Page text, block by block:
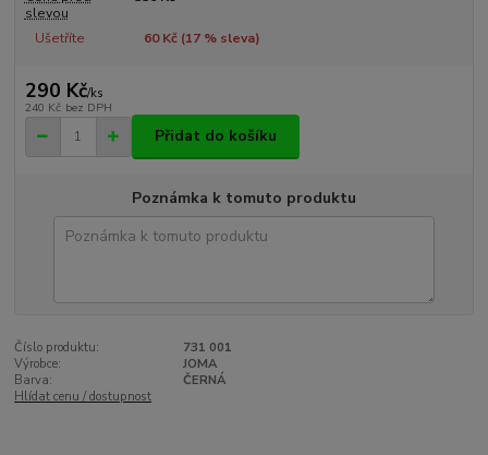
slevou
Ušetříte 60 Kč (17% sleva)
290 Kč/ks
240 Kč bez DPH
Přidat do košíku
Poznámka k tomuto produktu
Číslo produktu:
731 001
Výrobce:
JOMA
Barva:
ČERNÁ
Hlídat cenu / dostupnost